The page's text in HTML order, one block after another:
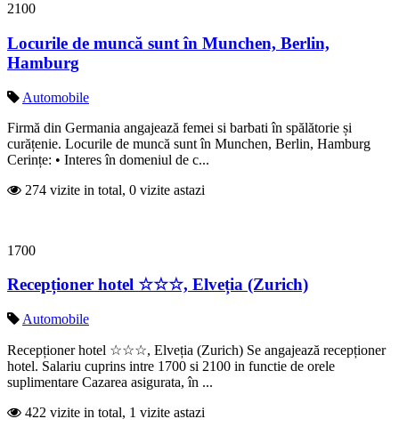
2100
Locurile de muncă sunt în Munchen, Berlin,
Hamburg
Automobile
Firmă din Germania angajează femei si barbati în spălătorie și
curățenie. Locurile de muncă sunt în Munchen, Berlin, Hamburg
Cerințe: • Interes în domeniul de c...
274 vizite in total, 0 vizite astazi
1700
Recepționer hotel ☆☆☆, Elveția (Zurich)
Automobile
Recepționer hotel ☆☆☆, Elveția (Zurich) Se angajează recepționer
hotel. Salariu cuprins intre 1700 si 2100 in functie de orele
suplimentare Cazarea asigurata, în ...
422 vizite in total, 1 vizite astazi